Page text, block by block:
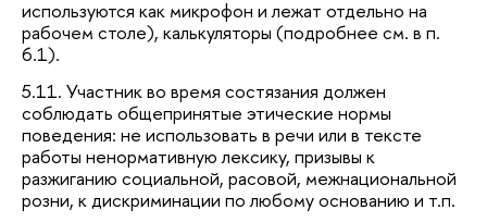
используются как микрофон и лежат отдельно на
рабочем столе), калькуляторы (подробнее см. в п.
6.1).
5.11. Участник во время состязания должен
соблюдать общепринятые этические нормы
поведения: не использовать в речи или в тексте
работы ненормативную лексику, призывы к
разжиганию социальной, расовой, межнациональной
розни, к дискриминации по любому основанию и т.п.